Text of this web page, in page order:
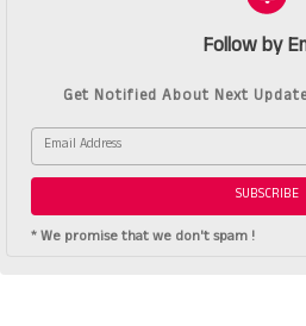
Follow by
Get Notified About Next
* We promise that we don't spam !